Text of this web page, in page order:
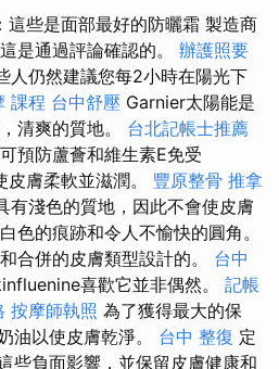
些是面部最好的防曬霜 製造商
是通過評論確認的。 辦護照要
人仍然建議您每2小時在陽光下
課程 台中舒壓 Garnier太陽能是
清爽的質地。 台北記帳士推薦
預防蘆薈和維生素E免受
膚柔軟並滋潤。 豐原整骨 推拿
有淺色的質地，因此不會使皮膚
色的痕跡和令人不愉快的圓角。
合併的皮膚類型設計的。 台中
喜歡它並非偶然。 記帳
按摩師執照 為了獲得最大的保
油以使皮膚乾淨。 台中 整復 定
些負面影響，並保留皮膚健康和